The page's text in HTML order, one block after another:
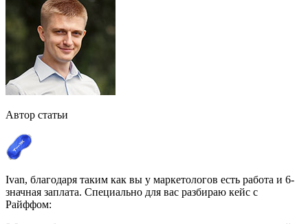
Автор статьи
Ivan, благодаря таким как вы у маркетологов есть работа и 6-
значная заплата. Специально для вас разбираю кейс с
Райффом: